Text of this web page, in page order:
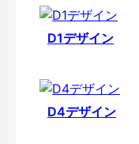
D1デザイン
D4デザイン